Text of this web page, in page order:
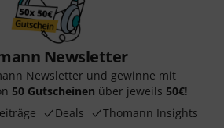
Newsletter
Newsletter und gewinne mit
50 Gutscheinen über jeweils 50€!
Deals Thomann Insights